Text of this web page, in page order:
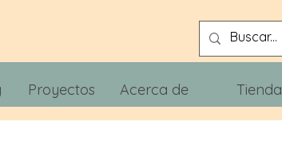
Proyectos Acerca de Tienda